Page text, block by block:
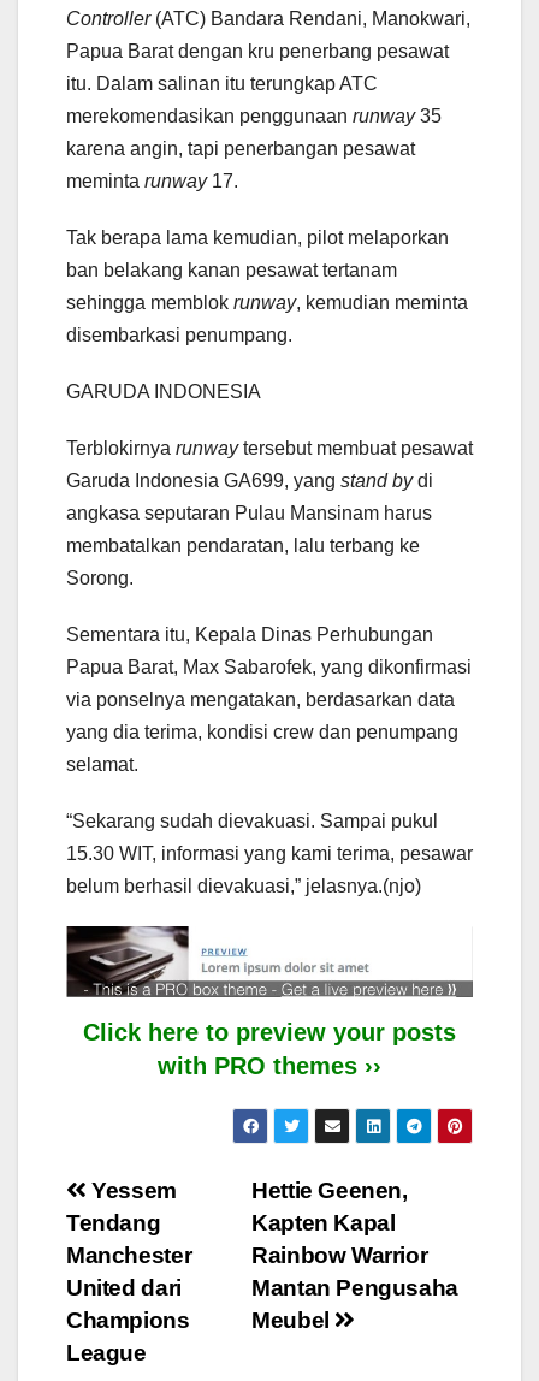
Controller(ATC) Bandara Rendani, Manokwari,
Papua Barat dengan kru penerbang pesawat
itu. Dalam salinan itu terungkap ATC
merekomendasikan penggunaan runway35
karena angin, tapi penerbangan pesawat
meminta runway17.
Tak berapa lama kemudian, pilot melaporkan
ban belakang kanan pesawat tertanam
sehingga memblok runway, kemudian meminta
disembarkasi penumpang.
GARUDA INDONESIA
Terblokirnya runwaytersebut membuat pesawat
Garuda Indonesia GA699, yang stand bydi
angkasa seputaran Pulau Mansinam harus
membatalkan pendaratan, lalu terbang ke
Sorong.
Sementara itu, Kepala Dinas Perhubungan
Papua Barat, Max Sabarofek, yang dikonfirmasi
via ponselnya mengatakan, berdasarkan data
yang dia terima, kondisi crew dan penumpang
selamat.
“Sekarang sudah dievakuasi. Sampai pukul
15.30 WIT, informasi yang kami terima, pesawar
belum berhasil dievakuasi,” jelasnya.(njo)
Click here to preview your posts
with PRO themes ››
Post
navigation
Hettie Geenen,
Kapten Kapal
Rainbow Warrior
Mantan Pengusaha
Meubel
Yessem
Tendang
Manchester
United dari
Champions
League